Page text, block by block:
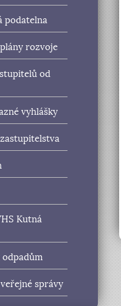
podatelna
rozvoje
od
vyhlášky
Kutná
správy